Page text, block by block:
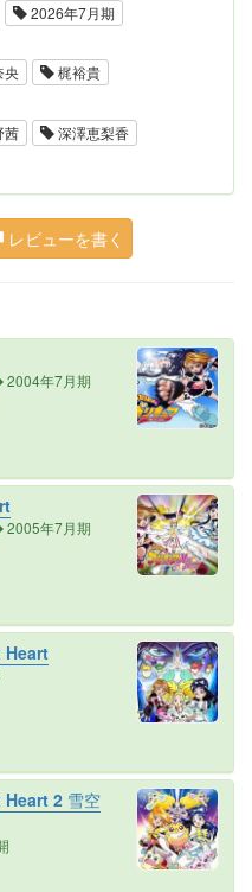
2026年7月期
央
梶裕貴
茜
深澤恵梨香
レビューを書く
2004年7月期
2005年7月期
Heart
Heart 2 雪空